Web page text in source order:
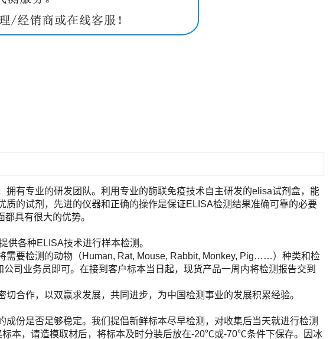
有专业的研发团队。利用专业的酶联免疫技术自主研发的elisa试剂盒，能
的试剂，先进的仪器和正确的操作是保证ELISA检测结果准确可靠的必要
具有很大的优势。
供各种ELISA技术进行样本检测。
需要检测的动物（Human, Rat, Mouse, Rabbit, Monkey, Pig……）种类和检
司业务员即可。在接到客户标本当日起，现货产品一周内将检测报告交到
合作，以双赢求发展，共同进步，为中国检测事业的发展积累经验。
份是否足够稳定。我们提倡新鲜标本尽早检测，对收集后当天就进行检测
本，请造模取材后，将标本及时分装后放在-20℃或-70℃条件下保存。因冰